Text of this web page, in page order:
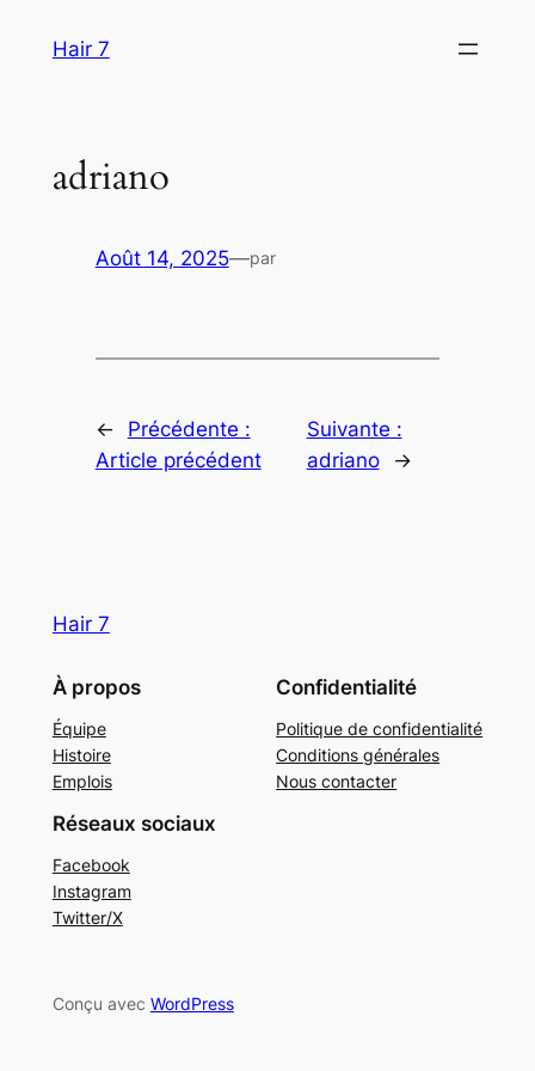
Hair 7
adriano
Août 14, 2025—par
←
Précédente :
Article précédent
Suivante :
adriano
→
Hair 7
À propos
Équipe
Histoire
Emplois
Confidentialité
Politique de confidentialité
Conditions générales
Nous contacter
Réseaux sociaux
Facebook
Instagram
Twitter/X
Conçu avec WordPress